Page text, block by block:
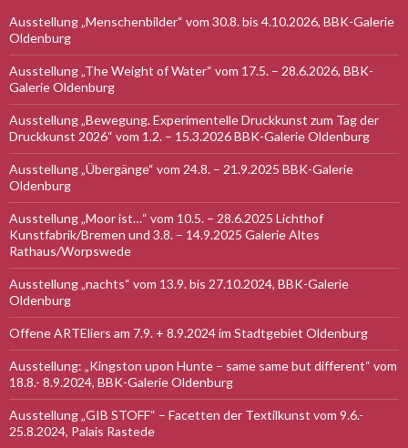
Ausstellung „Menschenbilder“ vom 30.8. bis 4.10.2026, BBK-Galerie
Oldenburg
Ausstellung „The Weight of Water“ vom 17.5. – 28.6.2026, BBK-
Galerie Oldenburg
Ausstellung „Bewegung. Experimentelle Druckkunst zum Tag der
Druckkunst 2026“ vom 1.2. – 15.3.2026 BBK-Galerie Oldenburg
Ausstellung „Übergänge“ vom 24.8. – 21.9.2025 BBK-Galerie
Oldenburg
Ausstellung „Moor ist…“ vom 10.5. – 28.6.2025 Lichthof
Kunstfabrik/Bremen und 3.8. – 14.9.2025 Galerie Altes
Rathaus/Worpswede
Ausstellung „nachts“ vom 13.9. bis 27.10.2024, BBK-Galerie
Oldenburg
Offene ARTEliers am 7.9. + 8.9.2024 im Stadtgebiet Oldenburg
Ausstellung: „Kingston upon Hunte – same same but different“ vom
18.8.- 8.9.2024, BBK-Galerie Oldenburg
Ausstellung „GIB STOFF“ – Facetten der Textilkunst vom 9.6.-
25.8.2024, Palais Rastede